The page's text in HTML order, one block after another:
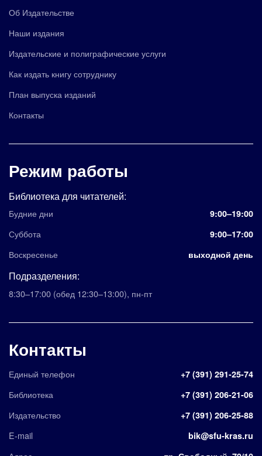
Об Издательстве
Наши издания
Издательские и полиграфические услуги
Как издать книгу сотруднику
План выпуска изданий
Контакты
Режим работы
Библиотека для читателей:
Будние дни 9:00–19:00
Суббота 9:00–17:00
Воскресенье выходной день
Подразделения:
8:30–17:00 (обед 12:30–13:00), пн-пт
Контакты
Единый телефон +7 (391) 291-25-74
Библиотека +7 (391) 206-21-06
Издательство +7 (391) 206-25-88
E-mail bik@sfu-kras.ru